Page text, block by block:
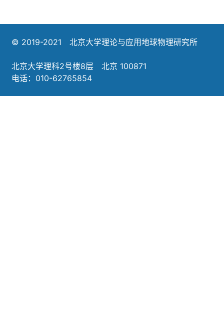
© 2019-2021 北京大学理论与应用地球物理研究所
北京大学理科2号楼8层 北京 100871
电话：010-62765854